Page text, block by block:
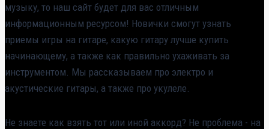
музыку, то наш сайт будет для вас отличным
информационным ресурсом! Новички смогут узнать
приемы игры на гитаре, какую гитару лучше купить
начинающему, а также как правильно ухаживать за
инструментом. Мы рассказываем про электро и
акустические гитары, а также про укулеле.
Не знаете как взять тот или иной аккорд? Не проблема - на